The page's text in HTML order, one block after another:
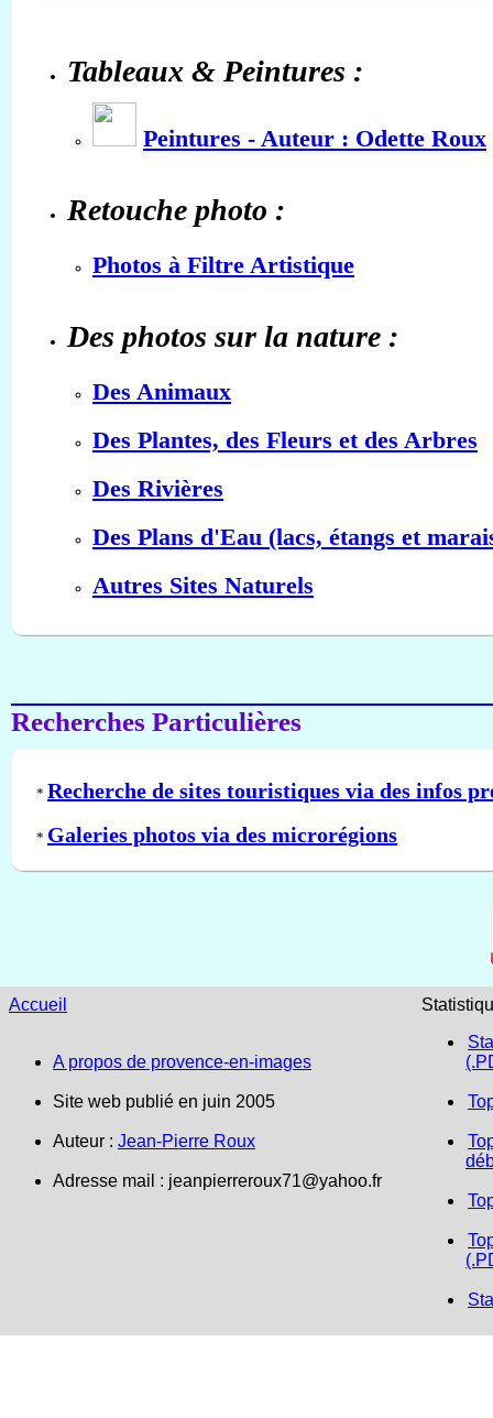
Tableaux & Peintures :
Peintures - Auteur : Odette Roux
Retouche photo :
Photos à Filtre Artistique
Des photos sur la nature :
Des Animaux
Des Plantes, des Fleurs et des Arbres
Des Rivières
Des Plans d'Eau (lacs, étangs et
Autres Sites Naturels
Recherches Particulières
* Recherche de sites touristiques via des infos
* Galeries photos via des microrégions
Accueil
A propos de provence-en-images
Site web publié en juin 2005
Auteur : Jean-Pierre Roux
Adresse mail : jeanpierreroux71@yahoo.fr